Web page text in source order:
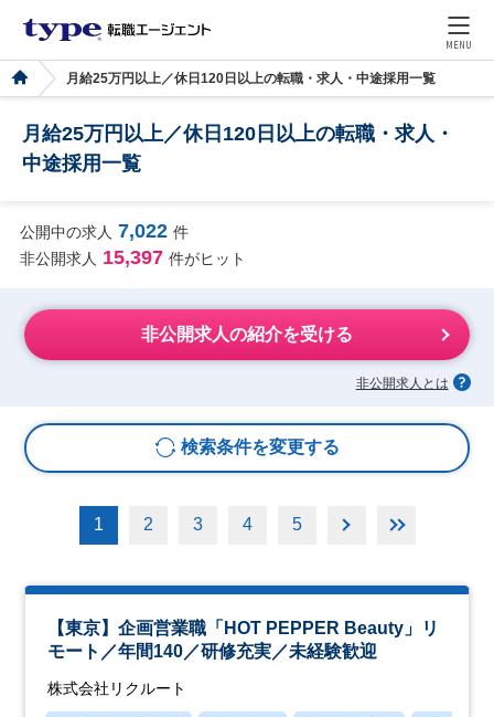
MENU
月給25万円以上／休日120日以上の転職・求人・中途採用一覧
月給25万円以上／休日120日以上の転職・求人・
中途採用一覧
公開中の求人 7,022 件
非公開求人 15,397 件がヒット
非公開求人の紹介を受ける
非公開求人とは
検索条件を変更する
1 2 3 4 5
【東京】企画営業職「HOT PEPPER Beauty」リ
モート／年間140／研修充実／未経験歓迎
株式会社リクルート